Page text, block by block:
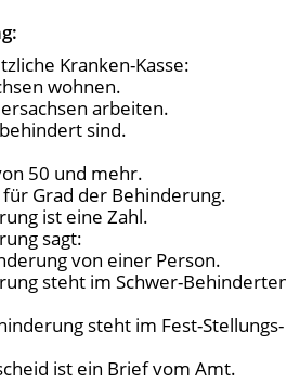
Kranken-Kasse:
wohnen.
arbeiten.
sind.
50 und mehr.
Grad der Behinderung.
ist eine Zahl.
sagt:
von einer Person.
steht im Schwer-
steht im Fest-Stellungs-
ist ein Brief vom Amt.